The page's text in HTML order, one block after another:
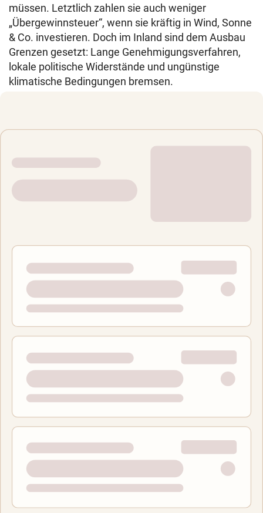
müssen. Letztlich zahlen sie auch weniger
„Übergewinnsteuer“, wenn sie kräftig in Wind, Sonne
& Co. investieren. Doch im Inland sind dem Ausbau
Grenzen gesetzt: Lange Genehmigungsverfahren,
lokale politische Widerstände und ungünstige
klimatische Bedingungen bremsen.